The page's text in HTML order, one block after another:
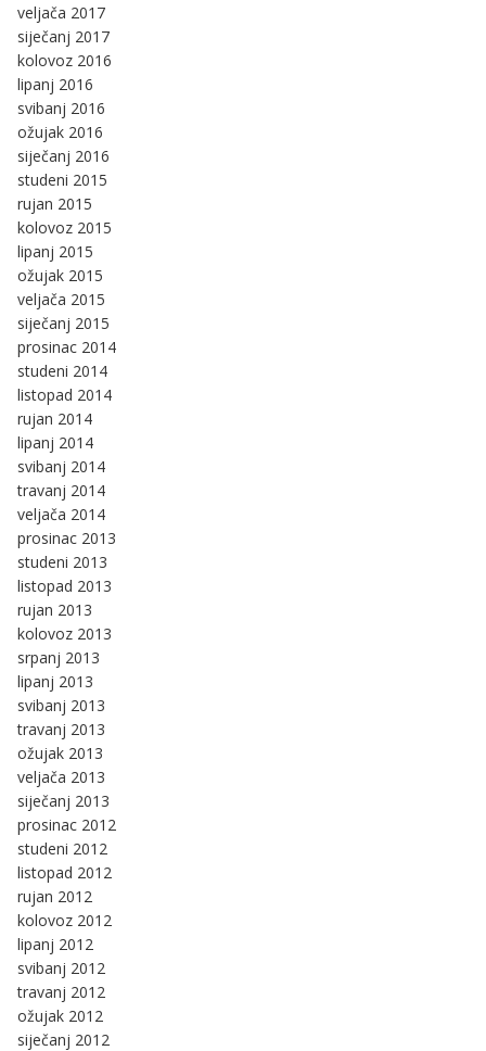
veljača 2017
siječanj 2017
kolovoz 2016
lipanj 2016
svibanj 2016
ožujak 2016
siječanj 2016
studeni 2015
rujan 2015
kolovoz 2015
lipanj 2015
ožujak 2015
veljača 2015
siječanj 2015
prosinac 2014
studeni 2014
listopad 2014
rujan 2014
lipanj 2014
svibanj 2014
travanj 2014
veljača 2014
prosinac 2013
studeni 2013
listopad 2013
rujan 2013
kolovoz 2013
srpanj 2013
lipanj 2013
svibanj 2013
travanj 2013
ožujak 2013
veljača 2013
siječanj 2013
prosinac 2012
studeni 2012
listopad 2012
rujan 2012
kolovoz 2012
lipanj 2012
svibanj 2012
travanj 2012
ožujak 2012
siječanj 2012